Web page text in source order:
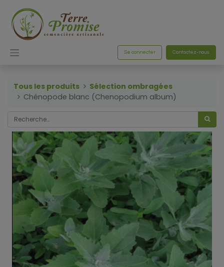
Se connecter Contactez-nous
Tous les produits
Sélection ombragées
Chénopode blanc (Chenopodium album)